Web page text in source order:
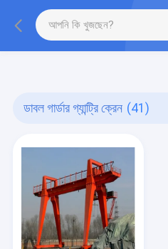
gtag('config', 'G-
"SameSite=None;Secure"});
ডাবল গার্ডার গ্যান্ট্রি ক্রেন (41)